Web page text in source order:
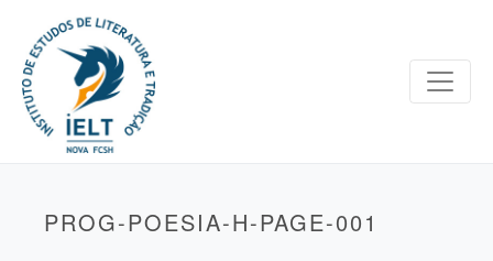
PROG-POESIA-H-PAGE-001